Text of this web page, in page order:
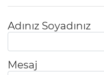
Adınız Soyadınız
Mesaj